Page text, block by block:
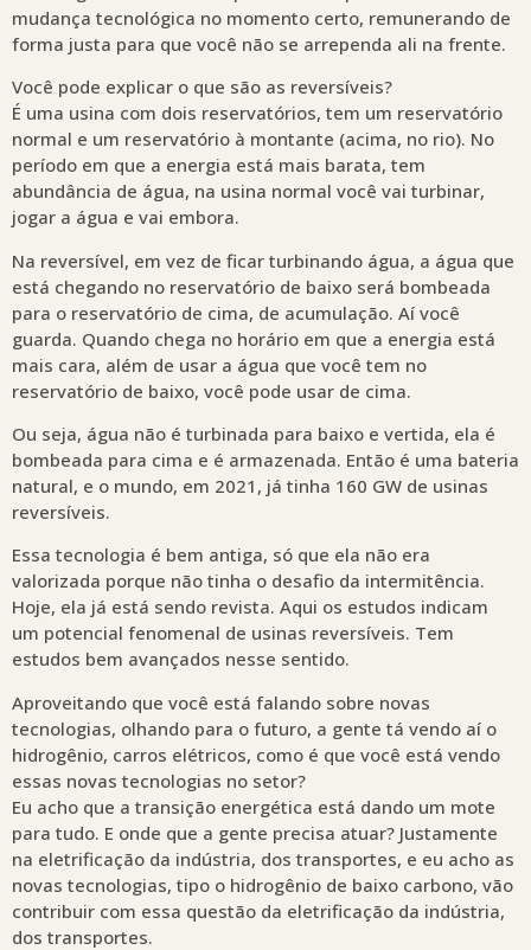
mudança tecnológica no momento certo, remunerando de
forma justa para que você não se arrependa ali na frente.
Você pode explicar o que são as reversíveis?
É uma usina com dois reservatórios, tem um reservatório
normal e um reservatório à montante (acima, no rio). No
período em que a energia está mais barata, tem
abundância de água, na usina normal você vai turbinar,
jogar a água e vai embora.
Na reversível, em vez de ficar turbinando água, a água que
está chegando no reservatório de baixo será bombeada
para o reservatório de cima, de acumulação. Aí você
guarda. Quando chega no horário em que a energia está
mais cara, além de usar a água que você tem no
reservatório de baixo, você pode usar de cima.
Ou seja, água não é turbinada para baixo e vertida, ela é
bombeada para cima e é armazenada. Então é uma bateria
natural, e o mundo, em 2021, já tinha 160 GW de usinas
reversíveis.
Essa tecnologia é bem antiga, só que ela não era
valorizada porque não tinha o desafio da intermitência.
Hoje, ela já está sendo revista. Aqui os estudos indicam
um potencial fenomenal de usinas reversíveis. Tem
estudos bem avançados nesse sentido.
Aproveitando que você está falando sobre novas
tecnologias, olhando para o futuro, a gente tá vendo aí o
hidrogênio, carros elétricos, como é que você está vendo
essas novas tecnologias no setor?
Eu acho que a transição energética está dando um mote
para tudo. E onde que a gente precisa atuar? Justamente
na eletrificação da indústria, dos transportes, e eu acho as
novas tecnologias, tipo o hidrogênio de baixo carbono, vão
contribuir com essa questão da eletrificação da indústria,
dos transportes.